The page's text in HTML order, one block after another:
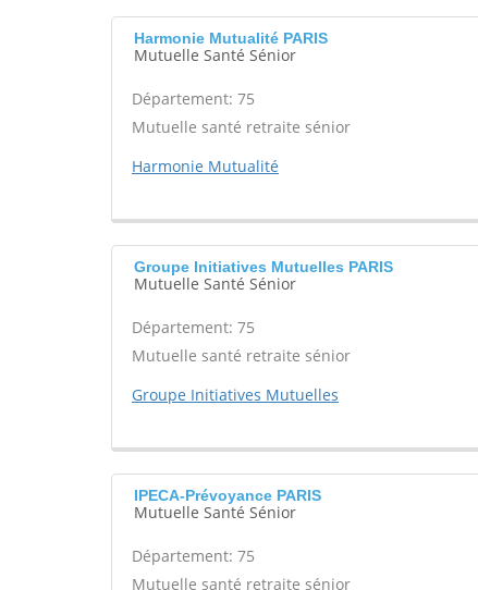
Harmonie Mutualité PARIS
Mutuelle Santé Sénior
Département: 75
Mutuelle santé retraite sénior
Harmonie Mutualité
Groupe Initiatives Mutuelles PARIS
Mutuelle Santé Sénior
Département: 75
Mutuelle santé retraite sénior
Groupe Initiatives Mutuelles
IPECA-Prévoyance PARIS
Mutuelle Santé Sénior
Département: 75
Mutuelle santé retraite sénior